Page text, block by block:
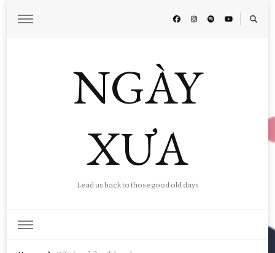
NGÀY
XƯA
Lead us back to those good old days